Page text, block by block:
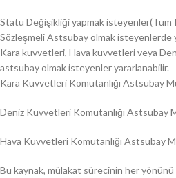
Statü Değişikliği yapmak isteyenler(Tüm
Sözleşmeli Astsubay olmak isteyenlerde
Kara kuvvetleri, Hava kuvvetleri veya
astsubay olmak isteyenler yararlanabilir.
Kara Kuvvetleri Komutanlığı Astsubay
Deniz Kuvvetleri Komutanlığı Astsubay
Hava Kuvvetleri Komutanlığı Astsubay
Bu kaynak, mülakat sürecinin her yönünü